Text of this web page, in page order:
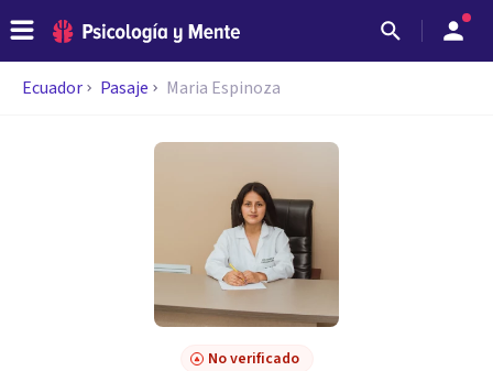
Ecuador Pasaje Maria Espinoza
No verificado